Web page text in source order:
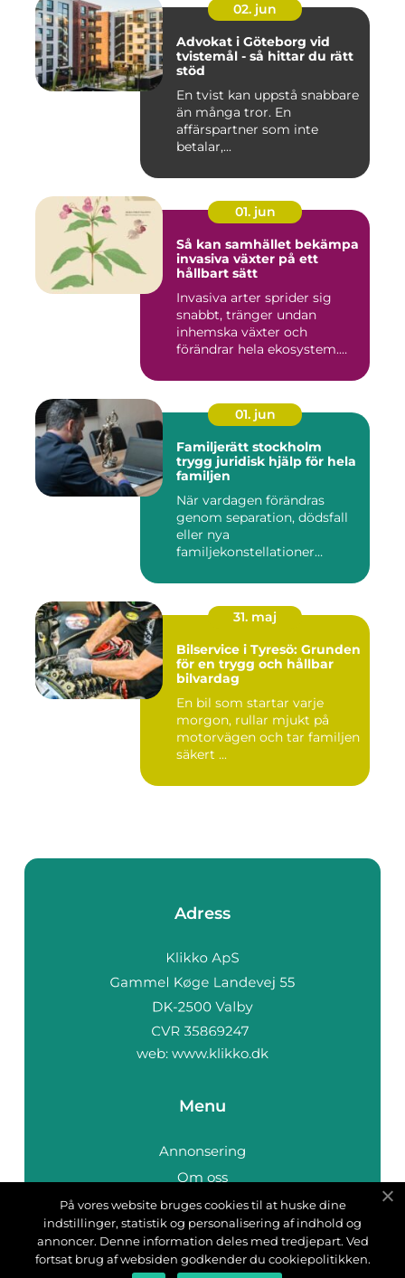
02. jun
Advokat i Göteborg vid
tvistemål - så hittar du rätt
stöd
En tvist kan uppstå snabbare
än många tror. En
affärspartner som inte
betalar,...
01. jun
Så kan samhället bekämpa
invasiva växter på ett
hållbart sätt
Invasiva arter sprider sig
snabbt, tränger undan
inhemska växter och
förändrar hela ekosystem.
01. jun
Familjerätt stockholm
trygg juridisk hjälp för hela
familjen
När vardagen förändras
genom separation, dödsfall
eller nya
familjekonstellationer
31. maj
Bilservice i Tyresö: Grunden
för en trygg och hållbar
bilvardag
En bil som startar varje
morgon, rullar mjukt på
motorvägen och tar familjen
säkert ...
Adress
web: www.klikko.dk
Menu
Annonsering
Om oss
Cookies
Kontakta oss
Sitemap
På vores website bruges cookies til at huske dine
indstillinger, statistik og personalisering af indhold og
annoncer. Denne information deles med tredjepart. Ved
fortsat brug af websiden godkender du cookiepolitikken.